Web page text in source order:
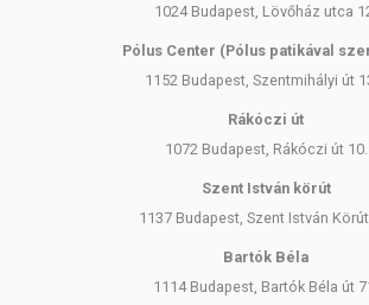
1024 Budapest, Lövőház utca
Pólus Center (Pólus patikával
1152 Budapest, Szentmihályi út
Rákóczi út
1072 Budapest, Rákóczi út 10.
Szent István körút
1137 Budapest, Szent István Körút
Bartók Béla
1114 Budapest, Bartók Béla út